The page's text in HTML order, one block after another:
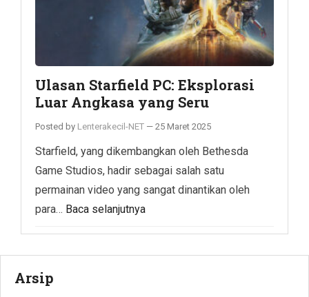
Ulasan Starfield PC: Eksplorasi
Luar Angkasa yang Seru
Posted by Lenterakecil-NET — 25 Maret 2025
Starfield, yang dikembangkan oleh Bethesda
Game Studios, hadir sebagai salah satu
permainan video yang sangat dinantikan oleh
para… Baca selanjutnya
Arsip